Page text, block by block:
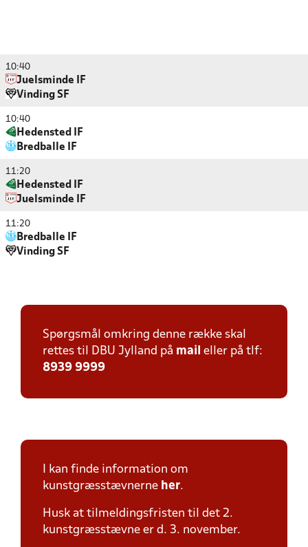
10:40
Juelsminde IF
Vinding SF
10:40
Hedensted IF
Bredballe IF
11:20
Hedensted IF
Juelsminde IF
11:20
Bredballe IF
Vinding SF
Spørgsmål omkring denne række skal
rettes til DBU Jylland på mail eller på tlf:
8939 9999
I kan finde information om
kunstgræsstævnerne her.
Husk at tilmeldingsfristen til det 2.
kunstgræsstævne er d. 3. november.